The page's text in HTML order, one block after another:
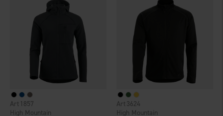
High Mountain
1857
High Mountain
3624